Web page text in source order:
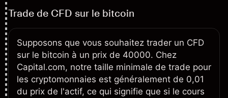
Trade de CFD sur le bitcoin
Supposons que vous souhaitez trader un CFD
sur le bitcoin à un prix de 40000. Chez
Capital.com, notre taille minimale de trade pour
les cryptomonnaies est généralement de 0,01
du prix de l'actif, ce qui signifie que si le cours